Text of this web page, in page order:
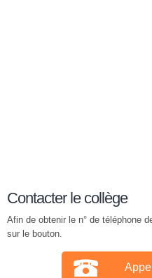
Contacter le collège
Afin de obtenir le n° de téléphone
sur le bouton.